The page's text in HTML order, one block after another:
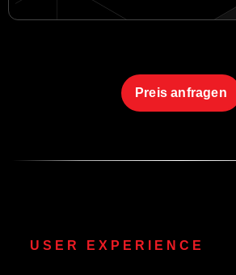
Preis anfragen
USER EXPERIENCE